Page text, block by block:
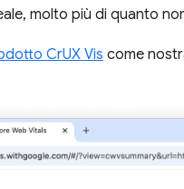
molto più di quanto
CrUX Vis come